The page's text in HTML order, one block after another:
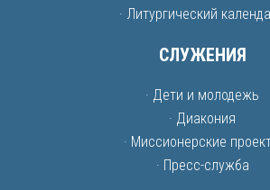
· Литургический
СЛУЖЕНИЯ
· Дети и молодежь
· Диакония
· Миссионерские
· Пресс-служба